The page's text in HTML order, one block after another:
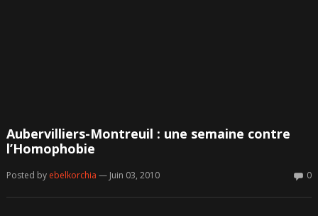
Aubervilliers-Montreuil : une semaine contre
l’Homophobie
Posted by ebelkorchia — Juin 03, 2010 0